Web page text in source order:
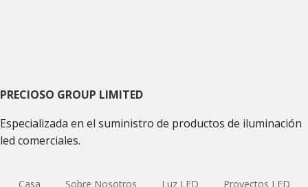
primaria
PRECIOSO GROUP LIMITED
Especializada en el suministro de productos de iluminación
led comerciales.
Casa Sobre Nosotros Luz LED Proyectos LED